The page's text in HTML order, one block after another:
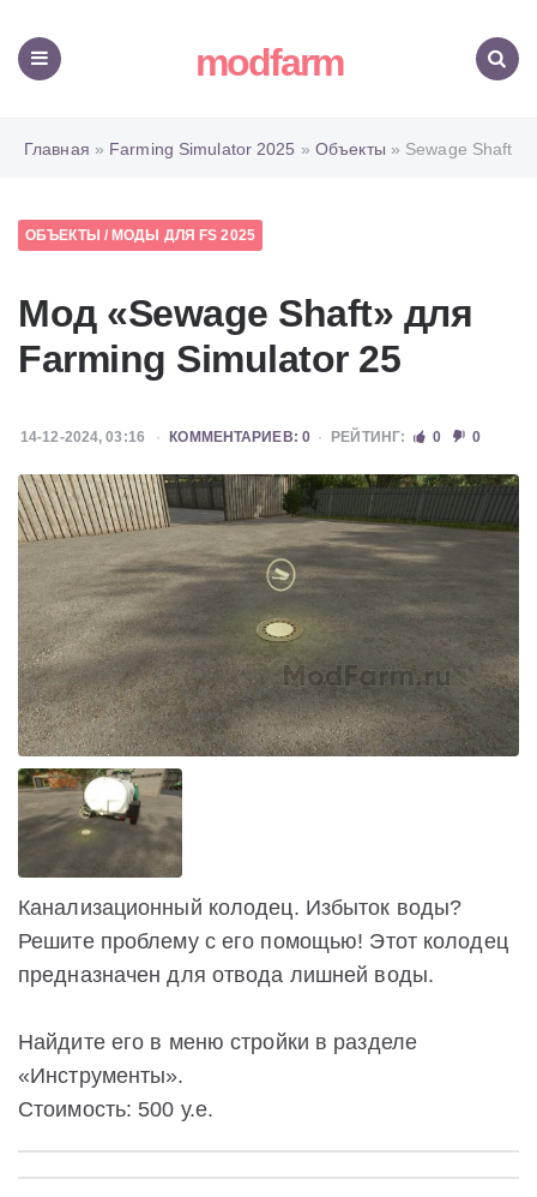
modfarm
Главная » Farming Simulator 2025 » Объекты » Sewage Shaft
ОБЪЕКТЫ / МОДЫ ДЛЯ FS 2025
Мод «Sewage Shaft» для
Farming Simulator 25
14-12-2024, 03:16 КОММЕНТАРИЕВ: 0 РЕЙТИНГ: 0 0
Канализационный колодец. Избыток воды?
Решите проблему с его помощью! Этот колодец
предназначен для отвода лишней воды.
Найдите его в меню стройки в разделе
«Инструменты».
Стоимость: 500 у.е.